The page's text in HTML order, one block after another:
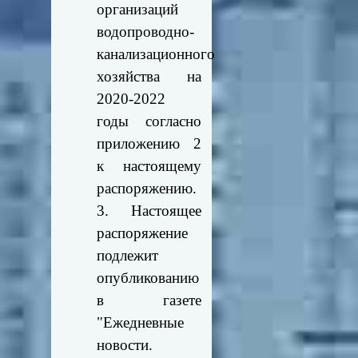
организаций
водопроводно-
канализационного
хозяйства на
2020-2022
годы согласно
приложению 2
к настоящему
распоряжению.
3. Настоящее
распоряжение
подлежит
опубликованию
в газете
"Ежедневные
новости.